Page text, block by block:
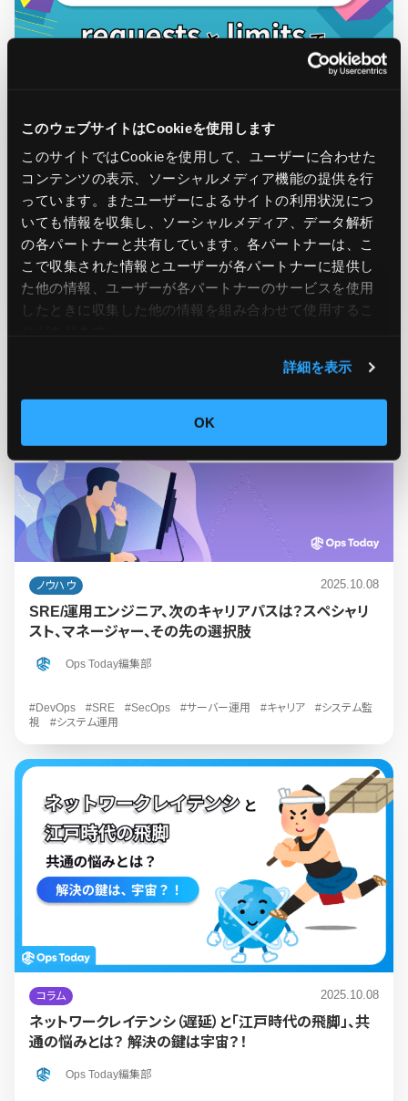
このウェブサイトはCookieを使用します
このサイトではCookieを使用して、ユーザーに合わせた
コンテンツの表示、ソーシャルメディア機能の提供を行
っています。またユーザーによるサイトの利用状況につ
いても情報を収集し、ソーシャルメディア、データ解析
の各パートナーと共有しています。各パートナーは、こ
こで収集された情報とユーザーが各パートナーに提供し
た他の情報、ユーザーが各パートナーのサービスを使用
したときに収集した他の情報を組み合わせて使用​​するこ
詳細を表示
OK
ノウハウ 2025.10.17
Kubernetesリソース管理の黄金律！requestsとlimits
設定でコスト・安定性を両立
Ops Today編集部
#SRE #Kubernetes #ベストプラクティス #FinOps #可用性
#シス
テム運用
ノウハウ 2025.10.08
SRE/運用エンジニア、次のキャリアパスは？スペシャリ
スト、マネージャー、その先の選択肢
Ops Today編集部
#DevOps #SRE #SecOps #サーバー運用 #キャリア
#システム監
視
#システム運用
コラム 2025.10.08
ネットワークレイテンシ（遅延）と「江戸時代の飛脚」、共
通の悩みとは？ 解決の鍵は宇宙？！
Ops Today編集部